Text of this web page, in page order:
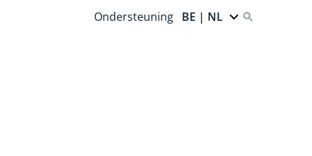
Ondersteuning BE | NL